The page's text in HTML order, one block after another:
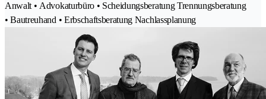
Anwalt • Advokaturbüro • Scheidungsberatung Trennungsberatung
• Bautreuhand • Erbschaftsberatung Nachlassplanung